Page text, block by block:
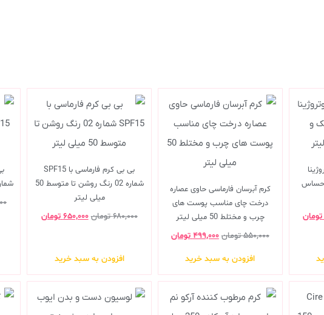
تومان
کرم آبرسان فارماسی حاوی عصاره
درخت چای مناسب پوست های
چرب و مختلط 50 میلی لیتر
۵۵۰,۰۰۰ تومان ۴۹۹,۰۰۰ تومان
افزودن به سبد خرید
بی بی کرم فارماسی با SPF15
شماره 02 رنگ روشن تا متوسط 50
میلی لیتر
۶۸۰,۰۰۰ تومان ۶۵۰,۰۰۰ تومان
افزودن به سبد خرید
شماره 01 رنگ روشن